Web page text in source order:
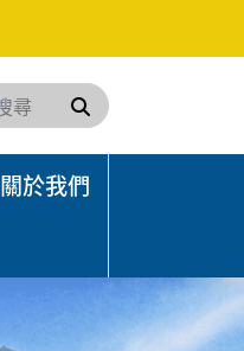
搜尋
關於我們